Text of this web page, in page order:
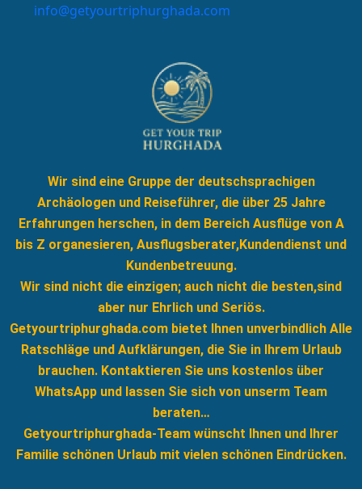
info@getyourtriphurghada.com
Wir sind eine Gruppe der deutschsprachigen
Archäologen und Reiseführer, die über 25 Jahre
Erfahrungen herschen, in dem Bereich Ausflüge von A
bis Z organesieren, Ausflugsberater,Kundendienst und
Kundenbetreuung.
Wir sind nicht die einzigen; auch nicht die besten,sind
aber nur Ehrlich und Seriös.
Getyourtriphurghada.com bietet Ihnen unverbindlich Alle
Ratschläge und Aufklärungen, die Sie in Ihrem Urlaub
brauchen. Kontaktieren Sie uns kostenlos über
WhatsApp und lassen Sie sich von unserm Team
beraten…
Getyourtriphurghada-Team wünscht Ihnen und Ihrer
Familie schönen Urlaub mit vielen schönen Eindrücken.